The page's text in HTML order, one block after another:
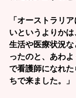
「オーストラリ
いというよりか
生活や医療状況
ったのと、あわ
で看護師になれ
ちで来ました。」